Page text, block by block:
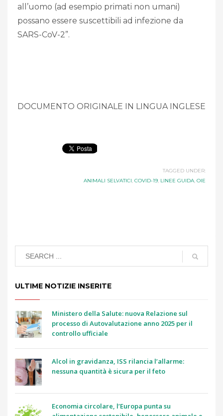
all’uomo (ad esempio primati non umani)
possano essere suscettibili ad infezione da
SARS-CoV-2”.
DOCUMENTO ORIGINALE IN LINGUA INGLESE
TAGGED UNDER:
ANIMALI SELVATICI, COVID-19, LINEE GUIDA, OIE
ULTIME NOTIZIE INSERITE
Ministero della Salute: nuova Relazione sul
processo di Autovalutazione anno 2025 per il
controllo ufficiale
Alcol in gravidanza, ISS rilancia l’allarme:
nessuna quantità è sicura per il feto
Economia circolare, l’Europa punta su